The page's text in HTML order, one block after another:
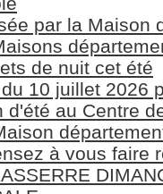
par la Maison
de nuit cet été
10 juillet 2026
d'été au Centre
à vous faire